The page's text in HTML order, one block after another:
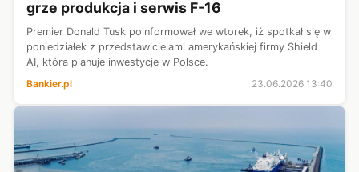
grze produkcja i serwis F-16
Premier Donald Tusk poinformował we wtorek, iż spotkał się w
poniedziałek z przedstawicielami amerykańskiej firmy Shield
AI, która planuje inwestycje w Polsce.
Bankier.pl
23.06.2026 13:40